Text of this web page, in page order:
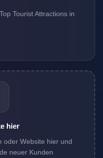
Tourist Attractions in
hier
oder Website hier und
neuer Kunden